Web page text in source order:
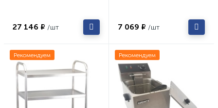
27 146 ₽ /шт 7 069 ₽ /шт
Рекомендуем Рекомендуем